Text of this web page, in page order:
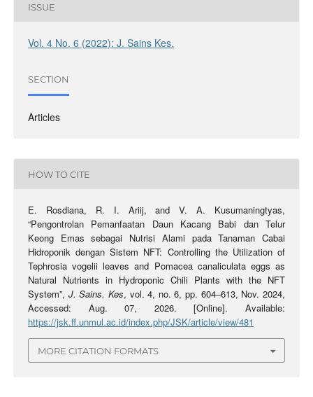
ISSUE
Vol. 4 No. 6 (2022): J. Sains Kes.
SECTION
Articles
HOW TO CITE
E. Rosdiana, R. I. Ariij, and V. A. Kusumaningtyas,
“Pengontrolan Pemanfaatan Daun Kacang Babi dan Telur
Keong Emas sebagai Nutrisi Alami pada Tanaman Cabai
Hidroponik dengan Sistem NFT: Controlling the Utilization of
Tephrosia vogelii leaves and Pomacea canaliculata eggs as
Natural Nutrients in Hydroponic Chili Plants with the NFT
System”, J. Sains. Kes, vol. 4, no. 6, pp. 604–613, Nov. 2024,
Accessed: Aug. 07, 2026. [Online]. Available:
https://jsk.ff.unmul.ac.id/index.php/JSK/article/view/481
MORE CITATION FORMATS